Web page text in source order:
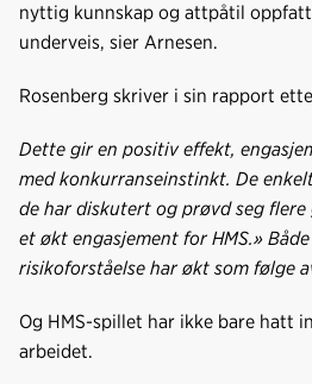
nyttig kunnskap og attpåtil
underveis, sier Arnesen.
Rosenberg skriver i sin rapport
Dette gir en positiv effekt,
med konkurranseinstinkt. De
de har diskutert og prøvd seg
et økt engasjement for HMS.»
risikoforståelse har økt som følge
Og HMS-spillet har ikke bare hatt
arbeidet.